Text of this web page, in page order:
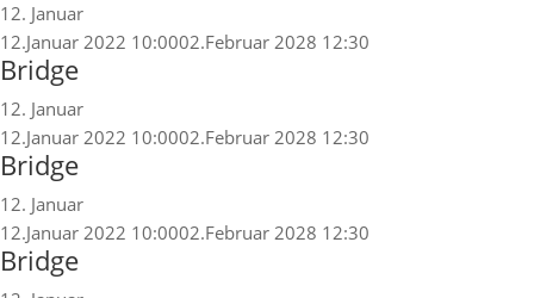
12. Januar
12.Januar 2022 10:0002.Februar 2028 12:30
Bridge
12. Januar
12.Januar 2022 10:0002.Februar 2028 12:30
Bridge
12. Januar
12.Januar 2022 10:0002.Februar 2028 12:30
Bridge